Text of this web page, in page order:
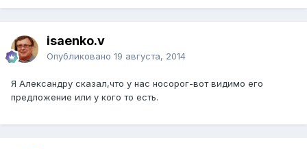
isaenko.v
Опубликовано 19 августа, 2014
Я Александру сказал,что у нас носорог-вот видимо его
предложение или у кого то есть.